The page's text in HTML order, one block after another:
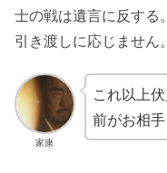
士の戦は遺言に反する
引き渡しに応じません。
家康
これ以上
前がお相手